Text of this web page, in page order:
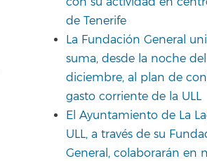
de Tenerife
La Fundación General
suma, desde la noche
diciembre, al plan de
gasto corriente de la ULL
El Ayuntamiento de La
ULL, a través de su
General, colaborarán en